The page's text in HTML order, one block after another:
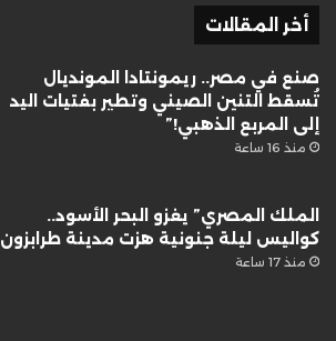
أخر المقالات
صنع في مصر.. ريمونتادا المونديال
تُسقط التنين الصيني وتطير بفتيات اليد
إلى المربع الذهبي!”
منذ 16 ساعة
الملك المصري” يغزو البحر الأسود..
كواليس ليلة جنونية هزت مدينة طرابزون
منذ 17 ساعة